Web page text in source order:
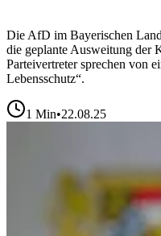
Die AfD im Bayerischen
die geplante Ausweitung der
Parteivertreter sprechen von
Lebensschutz“.
1 Min•22.08.25